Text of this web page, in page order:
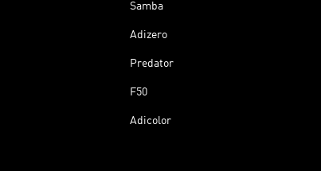
Samba
Adizero
Predator
F50
Adicolor